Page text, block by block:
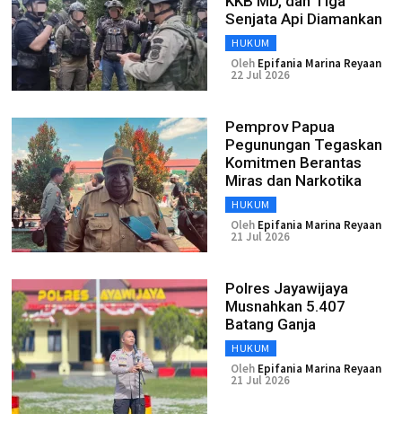
Senjata Api Diamankan
HUKUM
Oleh Epifania Marina Reyaan
22 Jul 2026
Pemprov Papua
Pegunungan Tegaskan
Komitmen Berantas
Miras dan Narkotika
HUKUM
Oleh Epifania Marina Reyaan
21 Jul 2026
Polres Jayawijaya
Musnahkan 5.407
Batang Ganja
HUKUM
Oleh Epifania Marina Reyaan
21 Jul 2026